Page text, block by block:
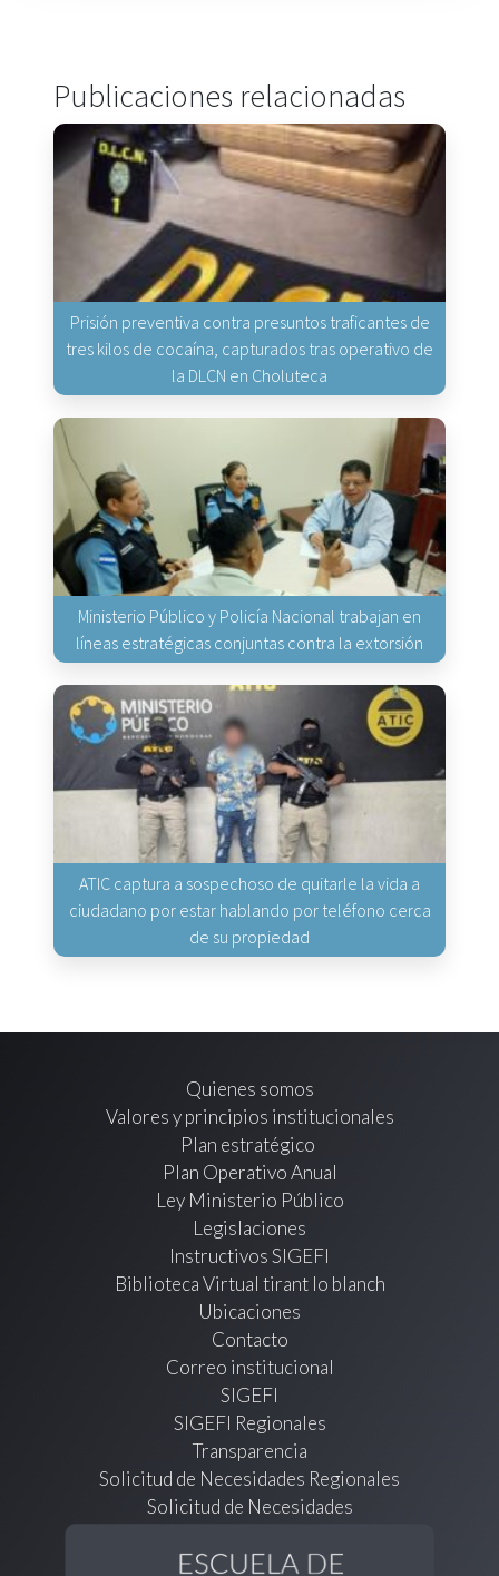
Publicaciones relacionadas
Prisión preventiva contra presuntos traficantes de
tres kilos de cocaína, capturados tras operativo de
la DLCN en Choluteca
Ministerio Público y Policía Nacional trabajan en
líneas estratégicas conjuntas contra la extorsión
ATIC captura a sospechoso de quitarle la vida a
ciudadano por estar hablando por teléfono cerca
de su propiedad
Quienes somos
Valores y principios institucionales
Plan estratégico
Plan Operativo Anual
Ley Ministerio Público
Legislaciones
Instructivos SIGEFI
Biblioteca Virtual tirant lo blanch
Ubicaciones
Contacto
Correo institucional
SIGEFI
SIGEFI Regionales
Transparencia
Solicitud de Necesidades Regionales
Solicitud de Necesidades